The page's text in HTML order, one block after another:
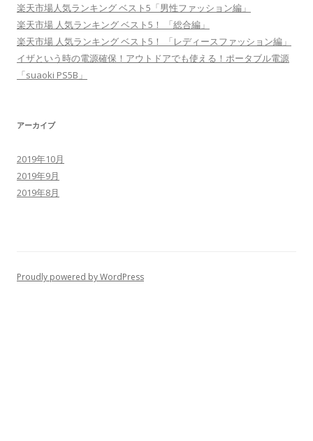
楽天市場人気ランキング ベスト5「男性ファッション編」
楽天市場 人気ランキング ベスト5！ 「総合編」
楽天市場 人気ランキング ベスト5！ 「レディースファッション編」
イザという時の電源確保！アウトドアでも使える！ポータブル電源
「suaoki PS5B」
アーカイブ
2019年10月
2019年9月
2019年8月
Proudly powered by WordPress